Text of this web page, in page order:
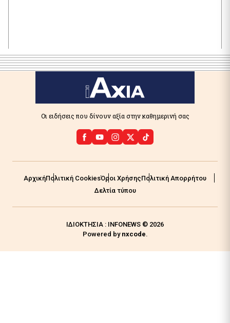
Οι ειδήσεις που δίνουν αξία στην καθημερινή σας
ΑρχικήΠολιτική CookiesΌροι ΧρήσηςΠολιτική Απορρήτου
Δελτία τύπου
ΙΔΙΟΚΤΗΣΙΑ : INFONEWS © 2026
Powered by nxcode.